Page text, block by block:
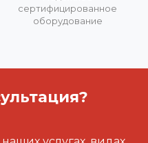
сертифицированное
оборудование